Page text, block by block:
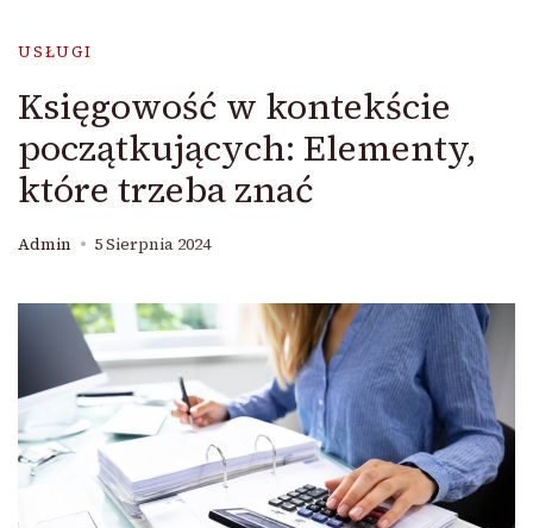
USŁUGI
Księgowość w kontekście
początkujących: Elementy,
które trzeba znać
Admin 5 Sierpnia 2024